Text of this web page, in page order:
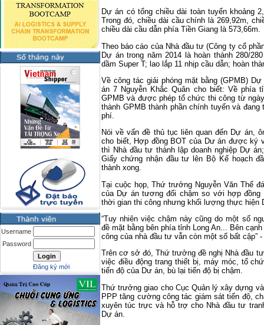
Username
Password
Đăng ký mới
Dự án có tổng chiều dài toàn tuyến khoảng
Trong đó, chiều dài cầu chính là 269,92m,
chiều dài cầu dẫn phía Tiền Giang là 573,66m.
Theo báo cáo của Nhà đầu tư (Công ty cổ
Dự án trong năm 2014 là hoàn thành 280/
dầm Super T; lao lắp 11 nhịp cầu dẫn; hoàn
Về công tác giải phóng mặt bằng (GPMB)
án 7 Nguyễn Khắc Quân cho biết: Về phía
GPMB và được phép tổ chức thi công từ
thành GPMB thành phần chính tuyến và
phí.
Nói về vấn đề thủ tục liên quan đến Dự án,
cho biết, Hợp đồng BOT của Dư án được ký
thì Nhà đầu tư thành lập doanh nghiệp Dự
Giấy chứng nhận đầu tư lên Bộ Kế hoạch
thành xong.
Tại cuộc họp, Thứ trưởng Nguyễn Văn Thể
của Dự án tương đối chậm so với hợp đồng
thời gian thi công nhưng khối lượng thực hiện
“Tuy nhiên việc chậm này cũng do một số
đề mặt bằng bên phía tỉnh Long An... Bên
công của nhà đầu tư vẫn còn một số bất cập”
Trên cơ sở đó, Thứ trưởng đề nghị Nhà đầu
việc điều động trang thiết bị, máy móc, tổ
tiến độ của Dư án, bù lại tiến độ bị chậm.
Thứ trưởng giao cho Cục Quản lý xây dựng
PPP tăng cường công tác giám sát tiến độ,
xuyên túc trực và hỗ trợ cho Nhà đầu tư
Dự án.